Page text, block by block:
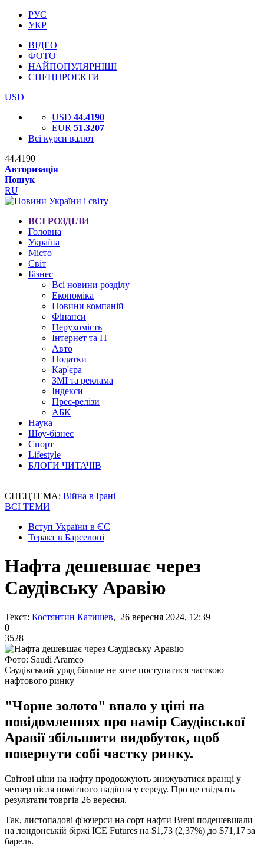
РУС
УКР
ВІДЕО
ФОТО
НАЙПОПУЛЯРНІШІ
СПЕЦПРОЕКТИ
USD
USD 44.4190
EUR 51.3207
Всі курси валют
44.4190
Авторизація
Пошук
RU
ВСІ РОЗДІЛИ
Головна
Україна
Місто
Світ
Бізнес
Всі новини розділу
Економіка
Новини компаній
Фінанси
Нерухомість
Інтернет та IT
Авто
Податки
Кар'єра
ЗМІ та реклама
Індекси
Прес-релізи
АБК
Наука
Шоу-бізнес
Спорт
Lifestyle
БЛОГИ ЧИТАЧІВ
СПЕЦТЕМА: Війна в Ірані
ВСІ ТЕМИ
Вступ України в ЄС
Теракт в Барселоні
Нафта дешевшає через
Саудівську Аравію
Текст: Костянтин Катишев, 26 вересня 2024, 12:39
0
3528
Фото: Saudi Aramco
Cаудівський уряд більше не хоче поступатися часткою
нафтового ринку
"Чорне золото" впало у ціні на
повідомленнях про намір Саудівської
Аравії збільшити видобуток, щоб
повернути собі частку ринку.
Світові ціни на нафту продовжують знижуватися вранці у
четвер після помітного падіння у середу. Про це свідчать
результати товргів 26 вересня.
Так, листопадові ф'ючерси на сорт нафти Brent подешевшали
на лондонській біржі ICE Futures на $1,73 (2,37%) до $71,17 за
барель.